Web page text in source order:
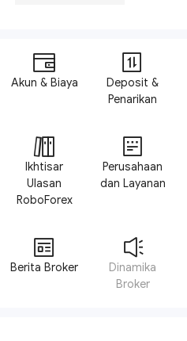
Akun & Biaya
Deposit &
Penarikan
Ikhtisar
Ulasan
RoboForex
Perusahaan
dan Layanan
Berita Broker
Dinamika
Broker